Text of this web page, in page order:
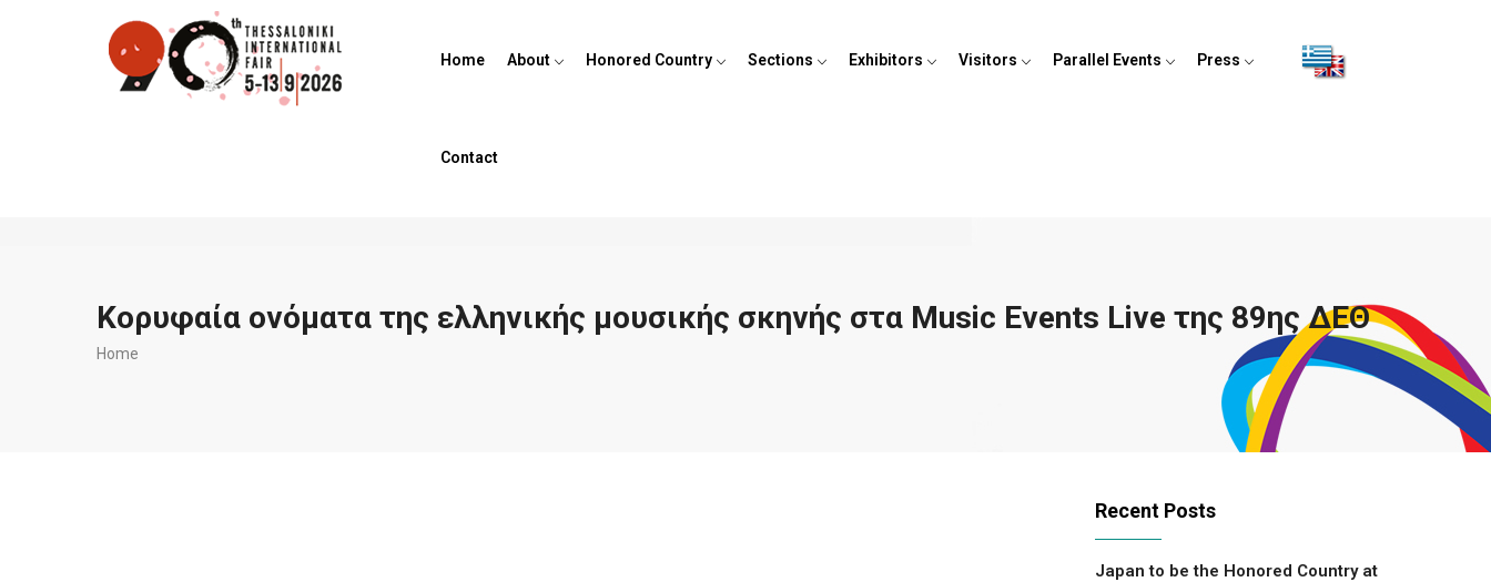
Home About Honored Country Sections Exhibitors Visitors Parallel Events Press
Contact
Κορυφαία ονόματα της ελληνικής μουσικής σκηνής στα Music Events Live της 89ης ΔΕΘ
Breadcrumb
Home
Recent Posts
Japan to be the Honored Country at